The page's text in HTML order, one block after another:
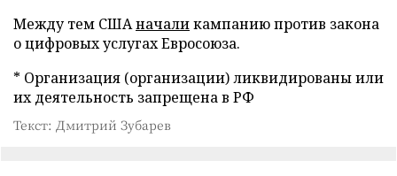
Между тем СШАначаликампанию против закона
о цифровых услугах Евросоюза.
* Организация (организации) ликвидированы или
их деятельность запрещена в РФ
Текст: Дмитрий Зубарев